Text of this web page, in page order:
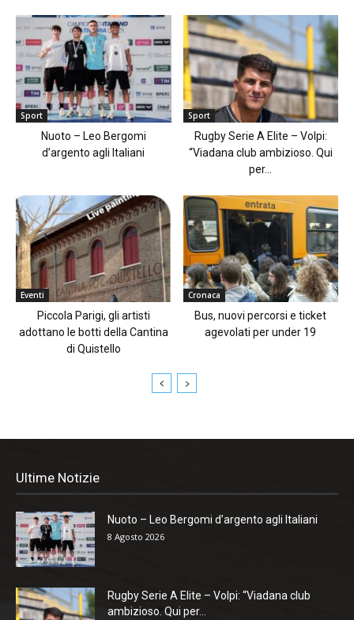
Sport
Nuoto – Leo Bergomi
d’argento agli Italiani
Sport
Rugby Serie A Elite – Volpi:
“Viadana club ambizioso. Qui
per...
Eventi
Piccola Parigi, gli artisti
adottano le botti della Cantina
di Quistello
Cronaca
Bus, nuovi percorsi e ticket
agevolati per under 19
Ultime Notizie
Nuoto – Leo Bergomi d’argento agli Italiani
8 Agosto 2026
Rugby Serie A Elite – Volpi: “Viadana club
ambizioso. Qui per...